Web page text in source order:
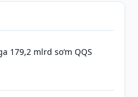
179,2 mlrd so‘m QQS